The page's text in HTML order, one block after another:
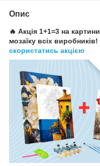
Опис
🔥 Акція 1+1=3 на
мозаїку всіх виробників!
скористатись акцією